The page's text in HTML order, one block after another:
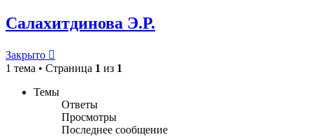
Салахитдинова Э.Р.
Закрыто
1 тема • Страница 1 из 1
Темы
Ответы
Просмотры
Последнее сообщение